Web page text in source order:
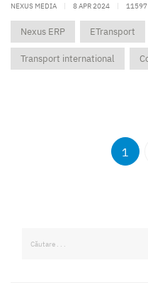
NEXUS MEDIA | 8 APR 2024 | 11597
Nexus ERP ETransport
Transport international
1